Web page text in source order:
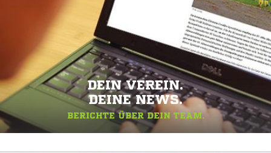
DEIN VEREIN.
DEINE NEWS.
BERICHTE ÜBER DEIN TEAM.